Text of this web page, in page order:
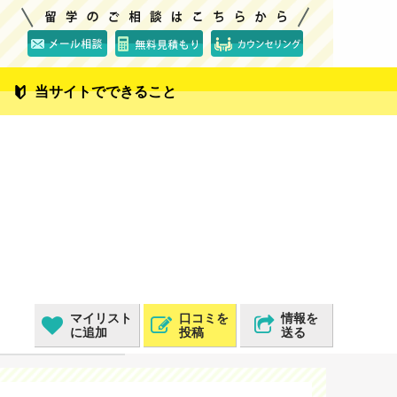
当サイトでできること
マイリスト
に追加
口コミを
投稿
情報を
送る